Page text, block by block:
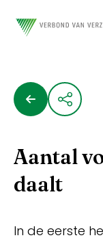
Aantal
daalt
In de eerste